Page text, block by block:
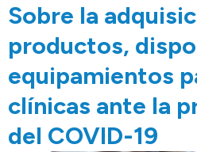
Sobre la
productos,
equipamientos
clínicas ante la
del COVID-19